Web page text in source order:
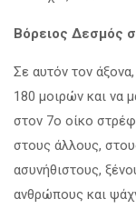
Βόρειος Δεσμός
Σε αυτόν τον
180 μοιρών και να
στον 7ο οίκο
στους άλλους,
ασυνήθιστους,
ανθρώπους και